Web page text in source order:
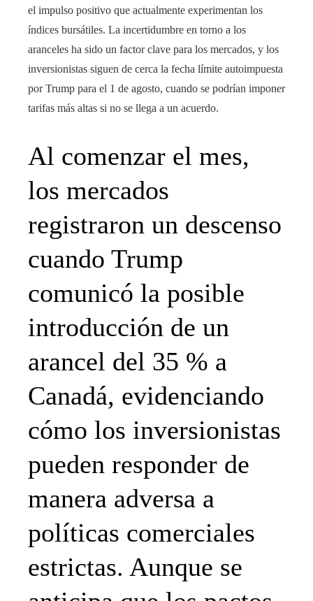
el impulso positivo que actualmente experimentan los
índices bursátiles. La incertidumbre en torno a los
aranceles ha sido un factor clave para los mercados, y los
inversionistas siguen de cerca la fecha límite autoimpuesta
por Trump para el 1 de agosto, cuando se podrían imponer
tarifas más altas si no se llega a un acuerdo.
Al comenzar el mes,
los mercados
registraron un descenso
cuando Trump
comunicó la posible
introducción de un
arancel del 35 % a
Canadá, evidenciando
cómo los inversionistas
pueden responder de
manera adversa a
políticas comerciales
estrictas. Aunque se